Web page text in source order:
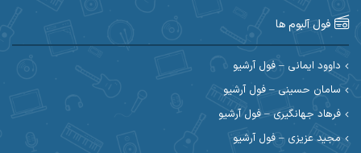
احسان مرادیان احمد اسلامی
احمد بیرانوند
احمد صحراییان
احمد نازدار احمد نوریان
فول آلبوم ها
داوود ایمانی – فول آرشیو
سامان حسینی – فول آرشیو
فرهاد جهانگیری – فول آرشیو
مجید عزیزی – فول آرشیو